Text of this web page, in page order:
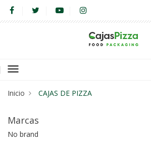
menu
Inicio CAJAS DE PIZZA
Marcas
No brand